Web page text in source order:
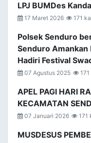
LPJ BUMDes
17 Maret 2026 171
Polsek Senduro
Senduro Amankan
Hadiri Festival
07 Agustus 2025
APEL PAGI HARI
KECAMATAN
07 Januari 2026 171
MUSDESUS